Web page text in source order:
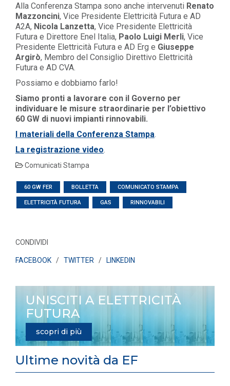
Alla Conferenza Stampa sono anche intervenuti Renato
Mazzoncini, Vice Presidente Elettricità Futura e AD
A2A, Nicola Lanzetta, Vice Presidente Elettricità
Futura e Direttore Enel Italia, Paolo Luigi Merli, Vice
Presidente Elettricità Futura e AD Erg e Giuseppe
Argirò, Membro del Consiglio Direttivo Elettricità
Futura e AD CVA.
Possiamo e dobbiamo farlo!
Siamo pronti a lavorare con il Governo per
individuare le misure straordinarie per l’obiettivo
60 GW di nuovi impianti rinnovabili.
I materiali della Conferenza Stampa.
La registrazione video.
Comunicati Stampa
60 GW FER BOLLETTA COMUNICATO STAMPA
ELETTRICITÀ FUTURA GAS RINNOVABILI
CONDIVIDI
FACEBOOK / TWITTER / LINKEDIN
UNISCITI A ELETTRICITÀ
FUTURA
scopri di più
Ultime novità da EF